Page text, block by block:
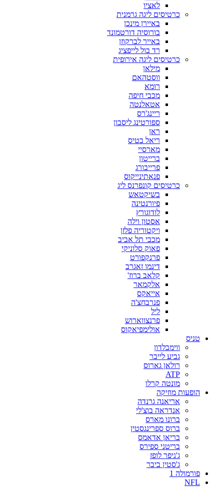
לאציו
כרטיסים ליגה גרמנית
באיירן מינכן
בורוסיה דורטמונד
באייר לברקוזן
רד בול לייפציג
כרטיסים ליגה אירופית
מילאן
ווסטהאם
רומא
מכבי חיפה
אטאלנטה
ריינג'רס
ספורטינג ליסבון
ראן
ריאל בטיס
מארסיי
ברייטון
פרייבורג
פנאתינייקוס
כרטיסים קונפרנס ליג
בשיקטאש
פיורנטינה
לודוגורץ
אסטון וילה
ויקטוריה פלזן
מכבי תל אביב
פאוק סלוניקי
פרנקפורט
דינמו זאגרב
קלאב ברוז'
אלקמאר
אייאקס
פנרבחצ'ה
ליל
פרנצווארוש
אולימפיאקוס
טניס
ווימבלדון
גביע לייבר
רולאן גארוס
ATP
מונטה קרלו
הופעות מוזיקה
אריאנה גרנדה
אנדראה בוצ'לי
ברונו מארס
ברוס ספרינגסטין
בריאן אדאמס
בריטני ספירס
ג'ניפר לופז
ג'סטין ביבר
פורמולה 1
NFL